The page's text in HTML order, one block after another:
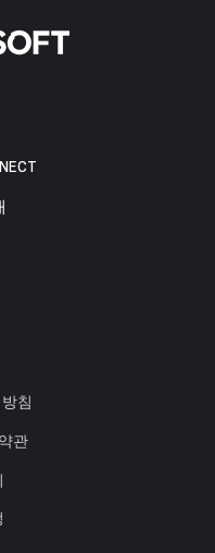
침
관